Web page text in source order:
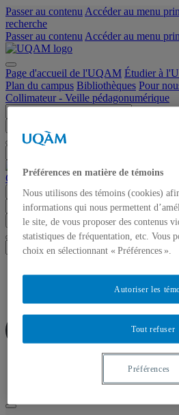
Passer au contenu Accéder au menu
recherche
Passer au contenu Accéder au menu
Page d'accueil de l'UQAM Étudier à
Plan du campus Bibliothèques Pour
Collimateur - Veille pédagonumérique
Collimateur - Veille pédagonumérique
Menu
Chercher dans ce site Chercher sur
LinkedIn
Bluesky
Préférences en matière de témoins
Nous utilisons des témoins (cookies)
informations qui nous permettent
le site, de vous proposer des contenus
statistiques de fréquentation, etc. Vous
choix en sélectionnant « Préférences ».
Tout refuser
Autoriser les
Préférences